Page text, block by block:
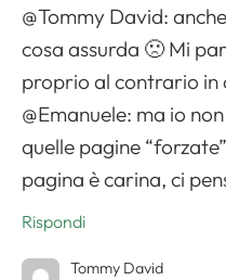
@Tommy David:
cosa assurda 🙁 Mi
proprio al contrario in
@Emanuele: ma io
quelle pagine
pagina è carina, ci
Rispondi
Tommy David